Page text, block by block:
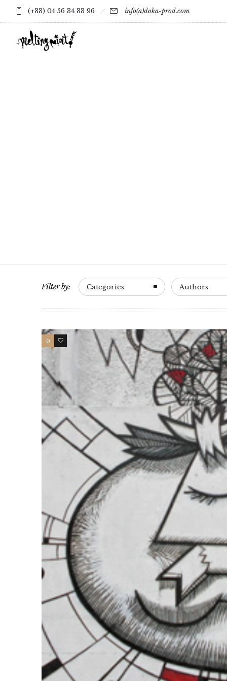
(+33) 04 56 34 33 96 info(a)doka-prod.com
Filter by: Categories Authors
0 0